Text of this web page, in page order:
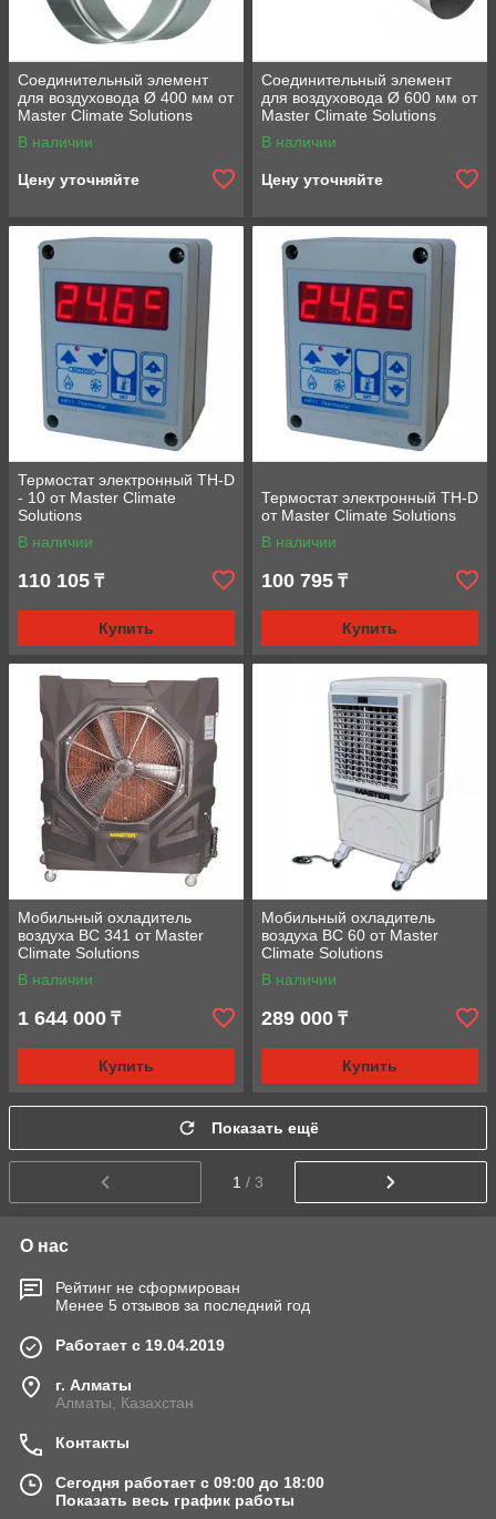
Соединительный элемент
для воздуховода Ø 400 мм от
Master Climate Solutions
В наличии
Цену уточняйте
Соединительный элемент
для воздуховода Ø 600 мм от
Master Climate Solutions
В наличии
Цену уточняйте
Термостат электронный TH-D
- 10 от Master Climate
Solutions
В наличии
110 105 ₸
Купить
Термостат электронный TH-D
от Master Climate Solutions
В наличии
100 795 ₸
Купить
Мобильный охладитель
воздуха BC 341 от Master
Climate Solutions
В наличии
1 644 000 ₸
Купить
Мобильный охладитель
воздуха BC 60 от Master
Climate Solutions
В наличии
289 000 ₸
Купить
Показать ещё
1 / 3
О нас
Рейтинг не сформирован
Менее 5 отзывов за последний год
Работает с 19.04.2019
г. Алматы
Алматы, Казахстан
Контакты
Сегодня работает с 09:00 до 18:00
Показать весь график работы